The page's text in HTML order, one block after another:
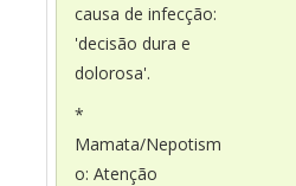
causa de infecção:
'decisão dura e
dolorosa'.
*
Mamata/Nepotism
o: Atenção